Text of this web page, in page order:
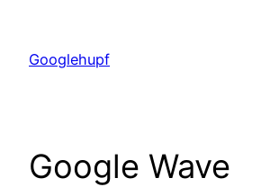
springen
Googlehupf
Google Wave